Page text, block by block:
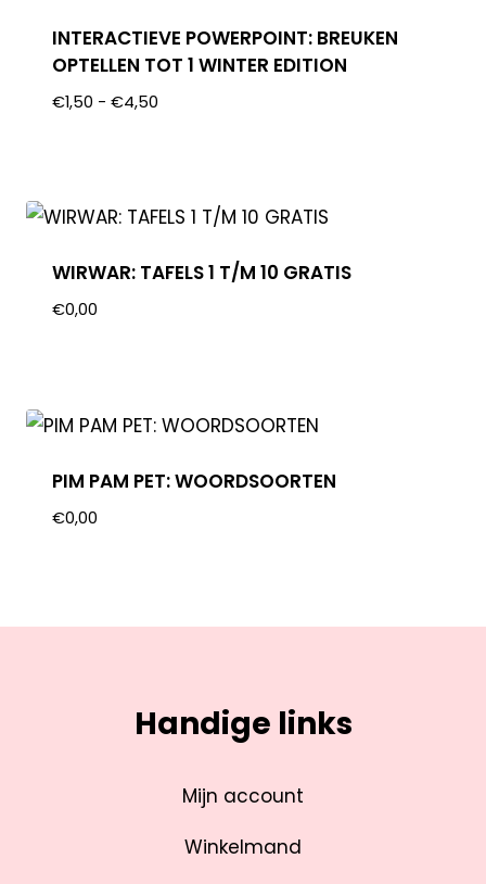
INTERACTIEVE POWERPOINT: BREUKEN
OPTELLEN TOT 1 WINTER EDITION
€1,50 - €4,50
WIRWAR: TAFELS 1 T/M 10 GRATIS
€0,00
PIM PAM PET: WOORDSOORTEN
€0,00
Handige links
Mijn account
Winkelmand